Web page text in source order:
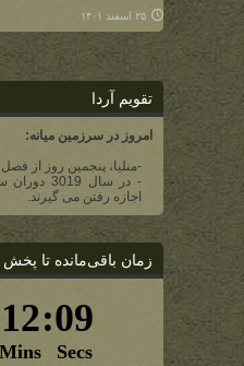
۲۵ اسفند ۱۴۰۱
تقویم آردا
امروز در سرزمین میانه:
-منلیا، پنجمین روز از فصل
- در سال
اجازه رفتن می گیرند.
زمان باقی‌مانده تا